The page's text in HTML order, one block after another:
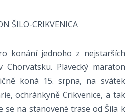
ŠILO-CRIKVENICA
konání jednoho z nejstarších
Chorvatsku. Plavecký maraton
koná 15. srpna, na svátek
ochránkyně Crikvenice, a tak
se na stanovené trase od Šila k